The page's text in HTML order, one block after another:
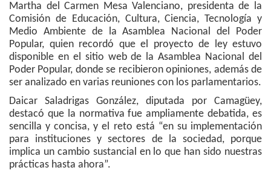
Martha del Carmen Mesa Valenciano, presidenta de la
Comisión de Educación, Cultura, Ciencia, Tecnología y
Medio Ambiente de la Asamblea Nacional del Poder
Popular, quien recordó que el proyecto de ley estuvo
disponible en el sitio web de la Asamblea Nacional del
Poder Popular, donde se recibieron opiniones, además de
ser analizado en varias reuniones con los parlamentarios.
Daicar Saladrigas González, diputada por Camagüey,
destacó que la normativa fue ampliamente debatida, es
sencilla y concisa, y el reto está “en su implementación
para instituciones y sectores de la sociedad, porque
implica un cambio sustancial en lo que han sido nuestras
prácticas hasta ahora”.